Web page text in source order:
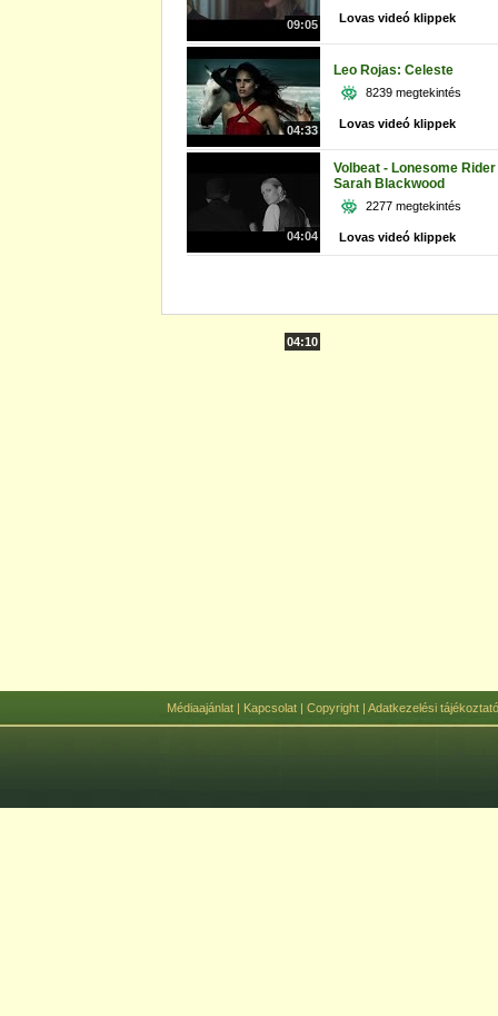
09:05
04:33
Lovas videó klippek
04:04
Leo Rojas: Celeste
8239 megtekintés
Lovas videó klippek
04:10
Volbeat - Lonesome Rider
Sarah Blackwood
2277 megtekintés
Lovas videó klippek
Médiaajánlat| Kapcsolat| Copyright| Adatkezelési tájékoztató